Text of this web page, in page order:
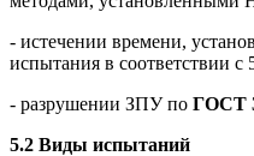
- истечении времени,
испытания в соответствии с
- разрушении ЗПУ по ГОСТ
5.2 Виды испытаний